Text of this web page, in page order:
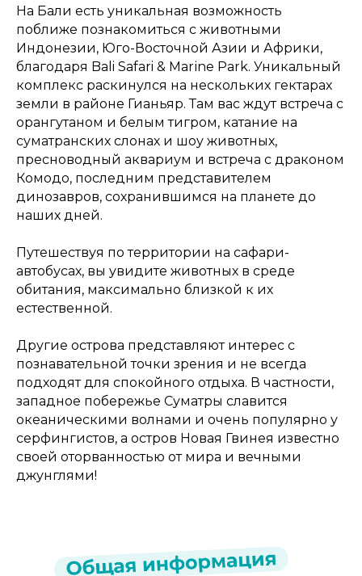
На Бали есть уникальная возможность
поближе познакомиться с животными
Индонезии, Юго-Восточной Азии и Африки,
благодаря Bali Safari & Маrіnе Park. Уникальный
комплекс раскинулся на нескольких гектарах
земли в районе Гианьяр. Там вас ждут встреча с
орангутаном и белым тигром, катание на
суматранских слонах и шоу животных,
пресноводный аквариум и встреча с драконом
Комодо, последним представителем
динозавров, сохранившимся на планете до
наших дней.
Путешествуя по территории на сафари-
автобусах, вы увидите животных в среде
обитания, максимально близкой к их
естественной.
Другие острова представляют интерес с
познавательной точки зрения и не всегда
подходят для спокойного отдыха. В частности,
западное побережье Суматры славится
океаническими волнами и очень популярно у
серфингистов, а остров Новая Гвинея известно
своей оторванностью от мира и вечными
джунглями!